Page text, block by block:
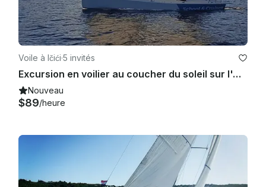
Voile à Ičići·5 invités
Excursion en voilier au coucher du soleil sur l'Adriatique à bord du voilier Cossutti Yacht Design de 30 pieds
Nouveau
$89/heure